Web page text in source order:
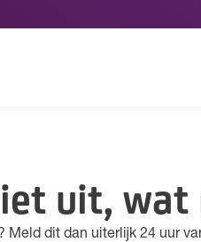
uit, wat
dit dan uiterlijk 24 uur